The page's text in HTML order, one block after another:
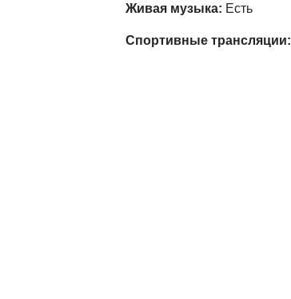
Живая музыка: Есть
Спортивные трансляции: